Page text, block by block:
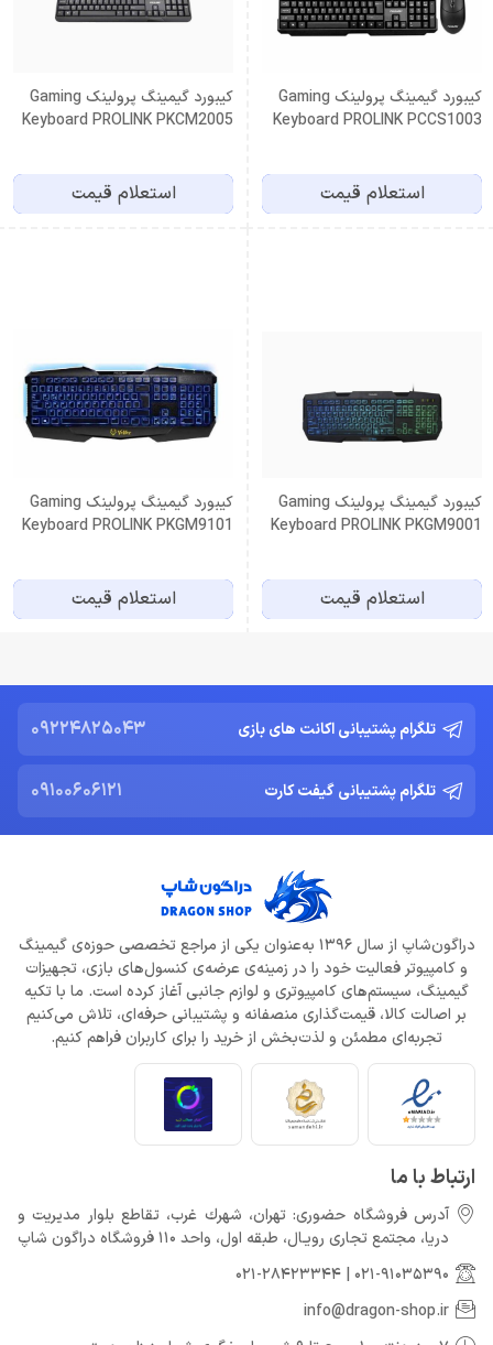
کیبورد گیمینگ پرولینک Gaming
Keyboard PROLINK PCCS1003
استعلام قیمت
کیبورد گیمینگ پرولینک Gaming
Keyboard PROLINK PKCM2005
استعلام قیمت
کیبورد گیمینگ پرولینک Gaming
Keyboard PROLINK PKGM9001
استعلام قیمت
کیبورد گیمینگ پرولینک Gaming
Keyboard PROLINK PKGM9101
استعلام قیمت
تلگرام پشتیبانی اکانت های بازی 09224825043
تلگرام پشتیبانی گیفت کارت 09100606121
دراگون‌شاپ از سال 1396 به‌عنوان یکی از مراجع تخصصی حوزه‌ی گیمینگ
و کامپیوتر فعالیت خود را در زمینه‌ی عرضه‌ی کنسول‌های بازی، تجهیزات
گیمینگ، سیستم‌های کامپیوتری و لوازم جانبی آغاز کرده است. ما با تکیه
بر اصالت کالا، قیمت‌گذاری منصفانه و پشتیبانی حرفه‌ای، تلاش می‌کنیم
تجربه‌ای مطمئن و لذت‌بخش از خرید را برای کاربران فراهم کنیم.
ارتباط با ما
آدرس فروشگاه حضوری: تهران، شهرك غرب، تقاطع بلوار مدیریت و
دريا، مجتمع تجارى رويـال، طبقه اول، واحد 110 فروشگاه دراگون شاپ
021-91035390
021-28423344
info@dragon-shop.ir